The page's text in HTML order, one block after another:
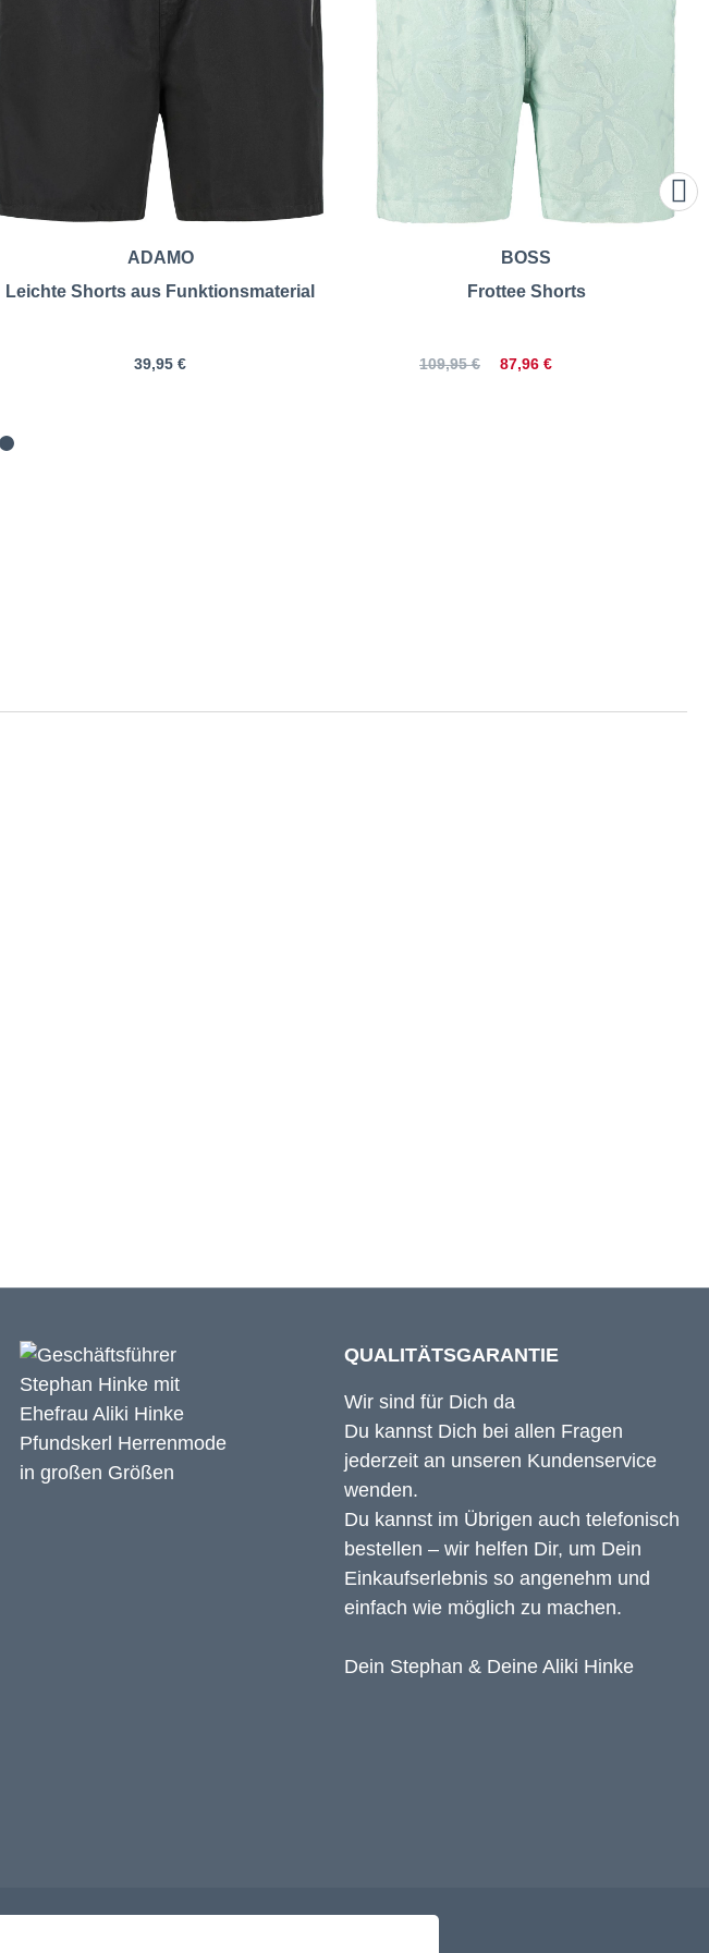
ADAMO
Leichte Shorts aus Funktionsmaterial
39,95 €
BOSS
Frottee Shorts
87,96 €
109,95 €
QUALITÄTSGARANTIE
Wir sind für Dich da
Du kannst Dich bei allen Fragen
jederzeit an unseren Kundenservice
wenden.
Du kannst im Übrigen auch telefonisch
bestellen – wir helfen Dir, um Dein
Einkaufserlebnis so angenehm und
einfach wie möglich zu machen.
Dein Stephan & Deine Aliki Hinke